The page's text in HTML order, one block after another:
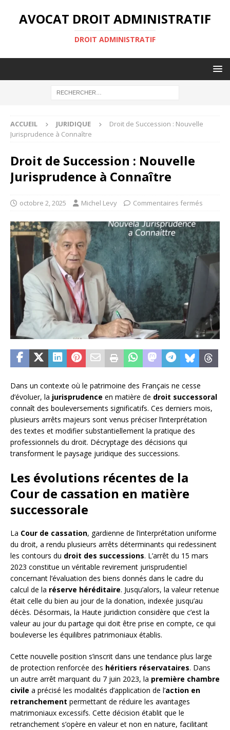
AVOCAT DROIT ADMINISTRATIF
DROIT ADMINISTRATIF
ACCUEIL JURIDIQUE
Droit de Succession : Nouvelle
Jurisprudence à Connaître
Droit de Succession : Nouvelle
Jurisprudence à Connaître
octobre 2, 2025 Michel Levy Commentaires fermés
Dans un contexte où le patrimoine des Français ne cesse
d’évoluer, la jurisprudence en matière de droit successoral
connaît des bouleversements significatifs. Ces derniers mois,
plusieurs arrêts majeurs sont venus préciser l’interprétation
des textes et modifier substantiellement la pratique des
professionnels du droit. Décryptage des décisions qui
transforment le paysage juridique des successions.
Les évolutions récentes de la
Cour de cassation en matière
successorale
La Cour de cassation, gardienne de l’interprétation uniforme
du droit, a rendu plusieurs arrêts déterminants qui redessinent
les contours du droit des successions. L’arrêt du 15 mars
2023 constitue un véritable revirement jurisprudentiel
concernant l’évaluation des biens donnés dans le cadre du
calcul de la réserve héréditaire. Jusqu’alors, la valeur retenue
était celle du bien au jour de la donation, indexée jusqu’au
décès. Désormais, la Haute juridiction considère que c’est la
valeur au jour du partage qui doit être prise en compte, ce qui
bouleverse les équilibres patrimoniaux établis.
Cette nouvelle position s’inscrit dans une tendance plus large
de protection renforcée des héritiers réservataires. Dans
un autre arrêt marquant du 7 juin 2023, la première chambre
civile a précisé les modalités d’application de l’action en
retranchement permettant de réduire les avantages
matrimoniaux excessifs. Cette décision établit que le
retranchement s’opère en valeur et non en nature, facilitant